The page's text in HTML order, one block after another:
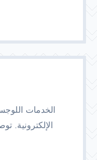
الخدمات
الإلكترونية.